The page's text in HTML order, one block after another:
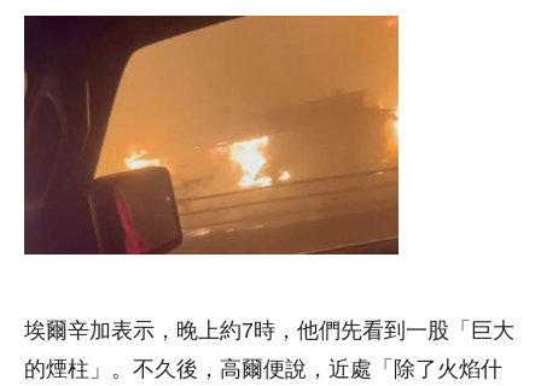
埃爾辛加表示，晚上約7時，他們先看到一股「巨大
的煙柱」。不久後，高爾便說，近處「除了火焰什